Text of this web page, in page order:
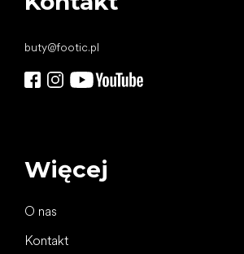
buty@footic.pl
Więcej
O nas
Kontakt